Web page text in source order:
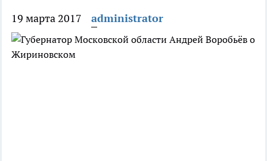
19 марта 2017 administrator